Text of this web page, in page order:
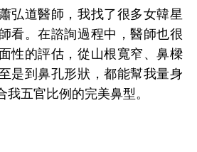
弘道醫師，我找了很多女韓星
看。在諮詢過程中，醫師也很
性的評估，從山根寬窄、鼻樑
是到鼻孔形狀，都能幫我量身
五官比例的完美鼻型。